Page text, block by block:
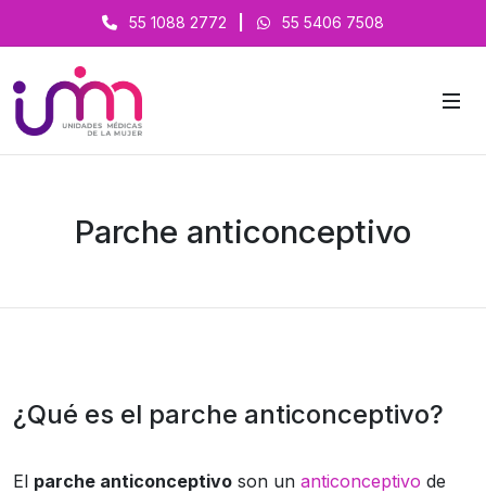
55 1088 2772 55 5406 7508
Parche anticonceptivo
¿Qué es el parche anticonceptivo?
El parche anticonceptivo son un anticonceptivo de